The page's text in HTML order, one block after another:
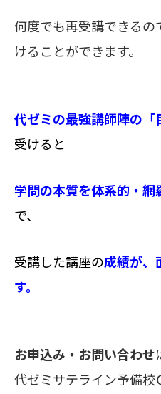
何度でも再受講できるの
けることができます。
代ゼミの最強講師陣の
受けると
学問の本質を体系的・網
で、
受講した講座の成績が、
す。
お申込み・お問い合わせ
代ゼミサテライン予備